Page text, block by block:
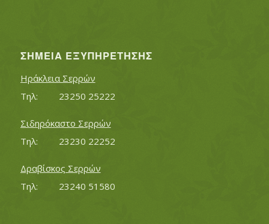
ΣΗΜΕΊΑ ΕΞΥΠΗΡΈΤΗΣΗΣ
Ηράκλεια Σερρών
Τηλ:		23250 25222
Σιδηρόκαστο Σερρών
Τηλ:		23230 22252
Δραβίσκος Σερρών
Τηλ:		23240 51580